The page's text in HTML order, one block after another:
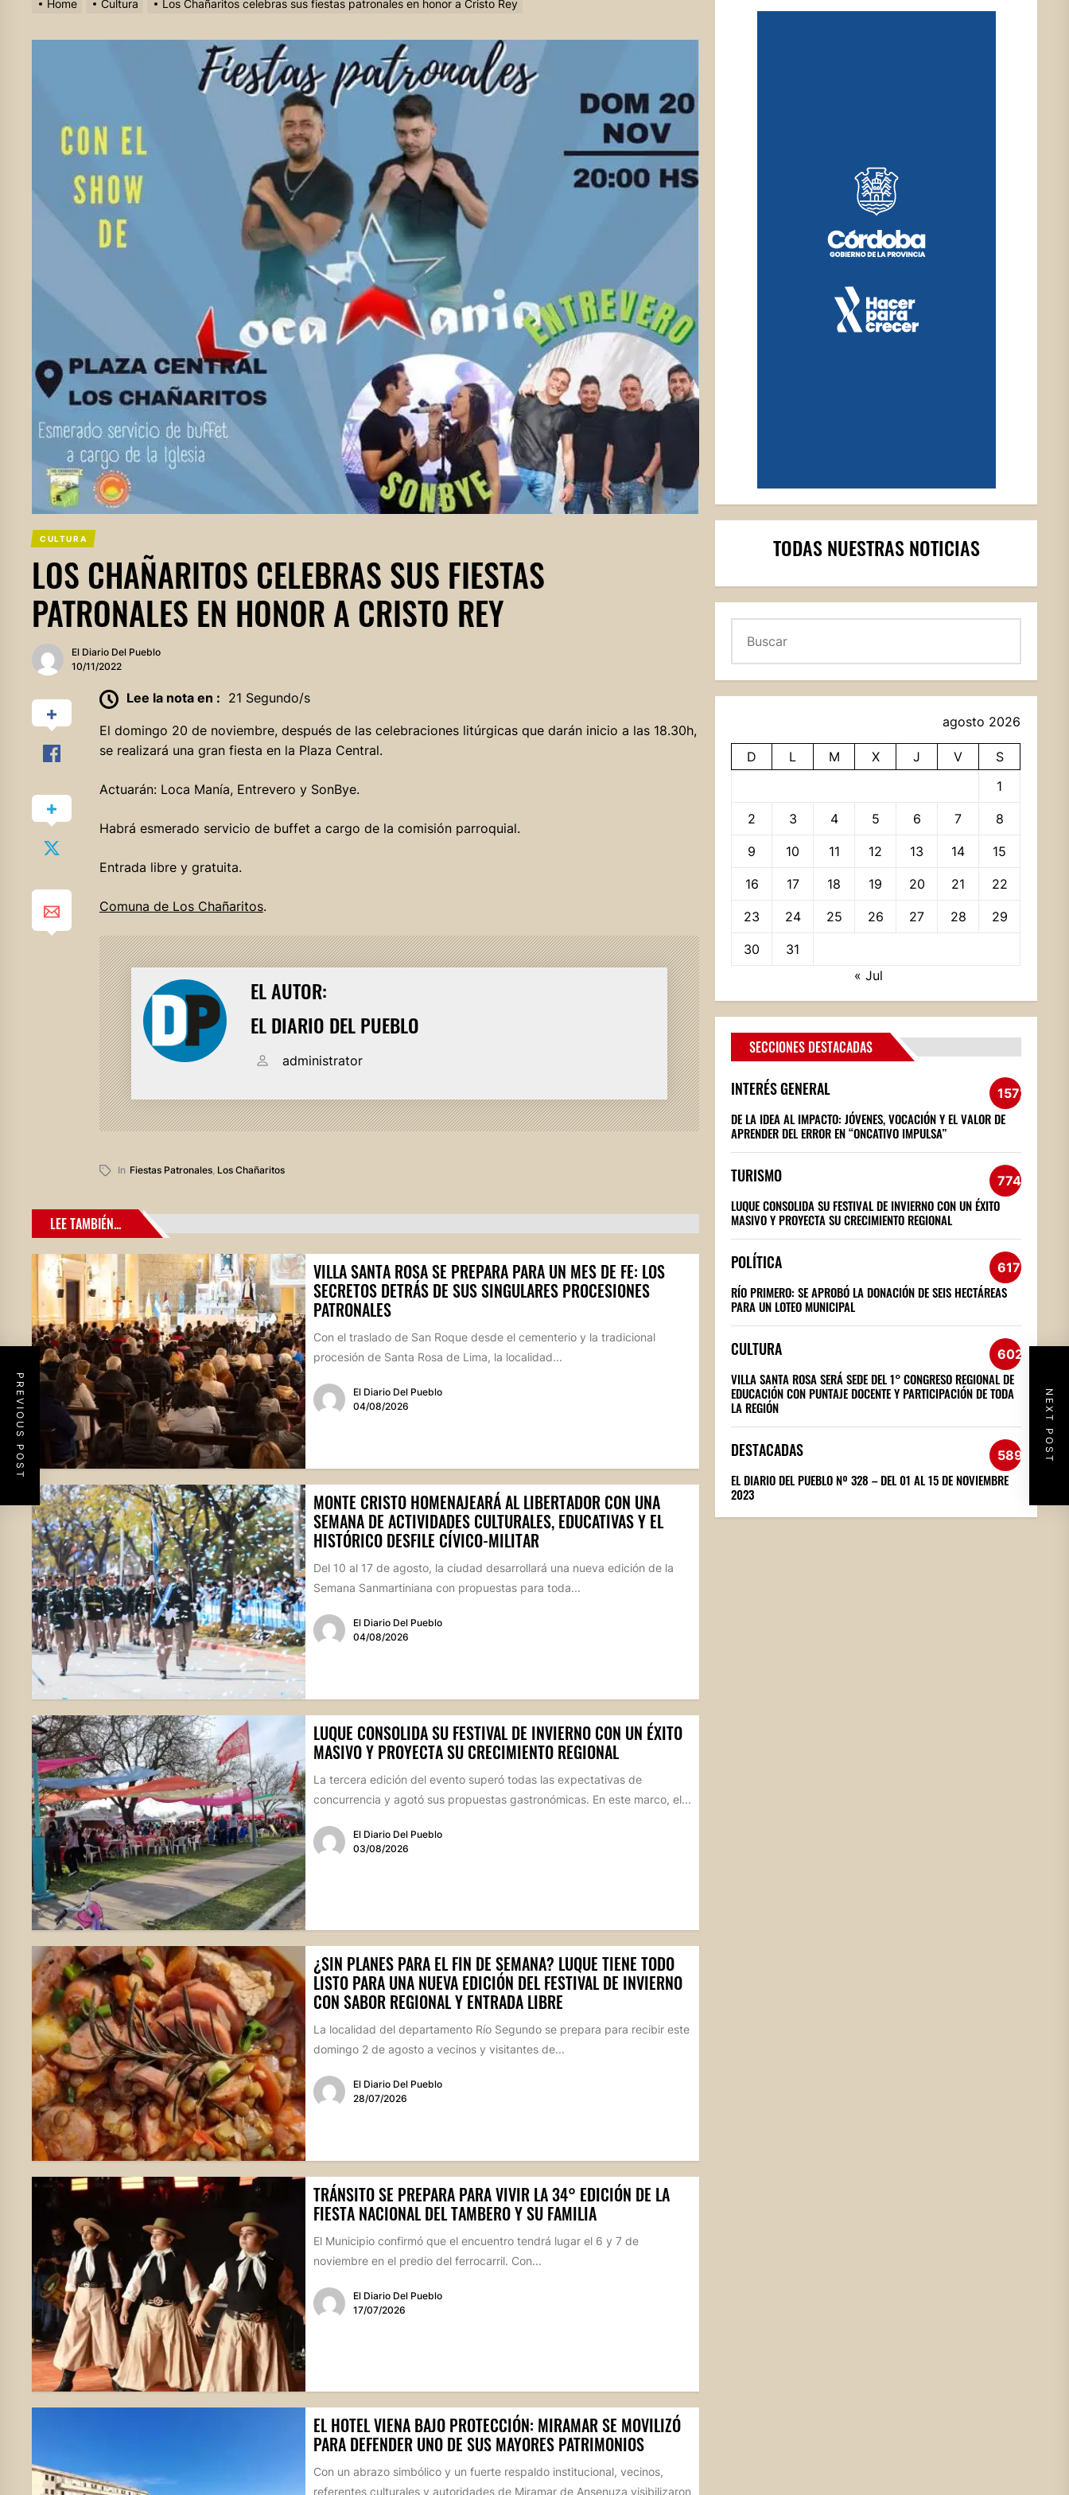
Home Cultura Los Chañaritos celebras sus fiestas patronales en honor a Cristo Rey
CULTURA
LOS CHAÑARITOS CELEBRAS SUS FIESTAS
PATRONALES EN HONOR A CRISTO REY
El Diario Del Pueblo
10/11/2022
Lee la nota en : 21 Segundo/s
El domingo 20 de noviembre, después de las celebraciones litúrgicas que darán inicio a las 18.30h,
se realizará una gran fiesta en la Plaza Central.
Actuarán: Loca Manía, Entrevero y SonBye.
Habrá esmerado servicio de buffet a cargo de la comisión parroquial.
Entrada libre y gratuita.
Comuna de Los Chañaritos.
EL AUTOR:
EL DIARIO DEL PUEBLO
administrator
In Fiestas Patronales, Los Chañaritos
PREVIOUS POST NEXT POST
LEE TAMBIÉN...
VILLA SANTA ROSA SE PREPARA PARA UN MES DE FE: LOS
SECRETOS DETRÁS DE SUS SINGULARES PROCESIONES
PATRONALES
Con el traslado de San Roque desde el cementerio y la tradicional
procesión de Santa Rosa de Lima, la localidad...
El Diario Del Pueblo
04/08/2026
MONTE CRISTO HOMENAJEARÁ AL LIBERTADOR CON UNA
SEMANA DE ACTIVIDADES CULTURALES, EDUCATIVAS Y EL
HISTÓRICO DESFILE CÍVICO-MILITAR
Del 10 al 17 de agosto, la ciudad desarrollará una nueva edición de la
Semana Sanmartiniana con propuestas para toda...
El Diario Del Pueblo
04/08/2026
LUQUE CONSOLIDA SU FESTIVAL DE INVIERNO CON UN ÉXITO
MASIVO Y PROYECTA SU CRECIMIENTO REGIONAL
La tercera edición del evento superó todas las expectativas de
concurrencia y agotó sus propuestas gastronómicas. En este marco, el...
El Diario Del Pueblo
03/08/2026
¿SIN PLANES PARA EL FIN DE SEMANA? LUQUE TIENE TODO
LISTO PARA UNA NUEVA EDICIÓN DEL FESTIVAL DE INVIERNO
CON SABOR REGIONAL Y ENTRADA LIBRE
La localidad del departamento Río Segundo se prepara para recibir este
domingo 2 de agosto a vecinos y visitantes de...
El Diario Del Pueblo
28/07/2026
TRÁNSITO SE PREPARA PARA VIVIR LA 34° EDICIÓN DE LA
FIESTA NACIONAL DEL TAMBERO Y SU FAMILIA
El Municipio confirmó que el encuentro tendrá lugar el 6 y 7 de
noviembre en el predio del ferrocarril. Con...
El Diario Del Pueblo
17/07/2026
EL HOTEL VIENA BAJO PROTECCIÓN: MIRAMAR SE MOVILIZÓ
PARA DEFENDER UNO DE SUS MAYORES PATRIMONIOS
Con un abrazo simbólico y un fuerte respaldo institucional, vecinos,
referentes culturales y autoridades de Miramar de Ansenuza visibilizaron
TODAS NUESTRAS NOTICIAS
agosto 2026
D L M X J V
S
1
2 3 4 5 6 7 8
9 10 11 12 13 14 15
16 17 18 19 20 21 22
23 24 25 26 27 28 29
30
31
« Jul
SECCIONES DESTACADAS
INTERÉS GENERAL 1572
DE LA IDEA AL IMPACTO: JÓVENES, VOCACIÓN Y EL VALOR DE
APRENDER DEL ERROR EN “ONCATIVO IMPULSA”
TURISMO 774
LUQUE CONSOLIDA SU FESTIVAL DE INVIERNO CON UN ÉXITO
MASIVO Y PROYECTA SU CRECIMIENTO REGIONAL
POLÍTICA 617
RÍO PRIMERO: SE APROBÓ LA DONACIÓN DE SEIS HECTÁREAS
PARA UN LOTEO MUNICIPAL
CULTURA 602
VILLA SANTA ROSA SERÁ SEDE DEL 1° CONGRESO REGIONAL DE
EDUCACIÓN CON PUNTAJE DOCENTE Y PARTICIPACIÓN DE TODA
LA REGIÓN
DESTACADAS 589
EL DIARIO DEL PUEBLO Nº 328 – DEL 01 AL 15 DE NOVIEMBRE
2023